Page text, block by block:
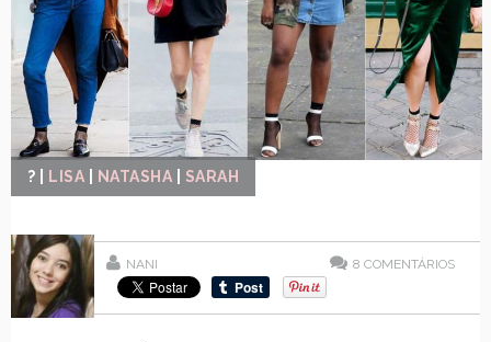
? | LISA NATASHA SARAH
NANI 8 COMENTÁRIOS